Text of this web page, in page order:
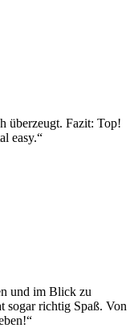
überzeugt. Fazit: Top!
easy.“
und im Blick zu
sogar richtig Spaß. Von